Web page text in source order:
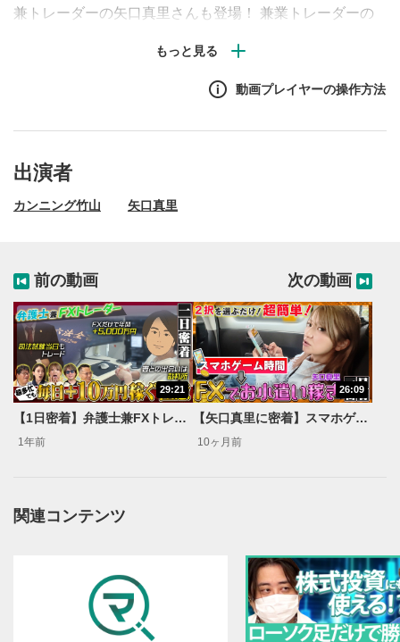
兼トレーダーの矢口真里さんも登場！ 兼業トレーダーの
動画プレイヤーの操作方法
1
動画再生エリア
動画再生エリアをクリックすると、動画を再生または
動画タイトルが表示されます。クリックすると
クリックするとYouTubeの「後で見る」の再生リスト
に追加されます。
スマートフォンで視聴の場合は動画再生エリア右上のメニュ
出演者
カンニング竹山 矢口真里
前の動画
29:21
【1日密着】弁護士兼FXトレーダー！超多忙でも毎日+10万円稼ぐ極意とは？【FXトーク！】
1年前
次の動画
26:09
【矢口真里に密着】スマホゲーム時間➡FX始めたら+6万円！/スマホゲーム感覚でできるFX【カンニング竹山のFXトーク！】
10ヶ月前
関連コンテンツ